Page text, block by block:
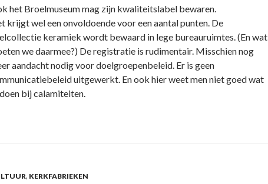
het Broelmuseum mag zijn kwaliteitslabel bewaren.
krijgt wel een onvoldoende voor een aantal punten. De
keramiek wordt bewaard in lege bureauruimtes. (En wat
we daarmee?) De registratie is rudimentair. Misschien nog
aandacht nodig voor doelgroepenbeleid. Er is geen
uitgewerkt. En ook hier weet men niet goed wat
bij calamiteiten.
, KERKFABRIEKEN